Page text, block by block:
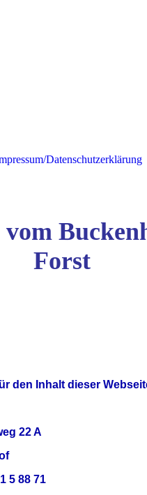
Datenschutzerklärung
vom
Forst
den Inhalt dieser
22 A
5 88 71